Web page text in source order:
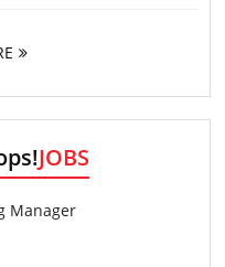
JOBS
Manager